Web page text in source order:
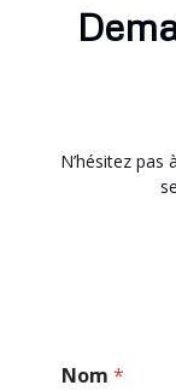
N’hésitez
Nom *